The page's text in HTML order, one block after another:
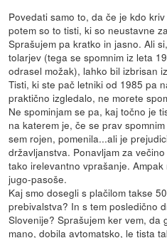
Povedati samo to, da če je kdo
potem so to tisti, ki so neustavne
Sprašujem pa kratko in jasno. Ali
tolarjev (tega se spomnim iz leta
odrasel možak), lahko bil izbrisan
Tisti, ki ste pač letniki od 1985 pa
praktično izgledalo, ne morete
Ne spominjam se pa, kaj točno je
na katerem je, če se prav
sem rojen, pomenila...ali je
državljanstva. Ponavljam za
tako irelevantno vprašanje.
jugo-pasoše.
Kaj smo dosegli s plačilom takse
prebivalstva? In s tem posledično
Slovenije? Sprašujem ker vem, da
mano, dobila avtomatsko, le tista